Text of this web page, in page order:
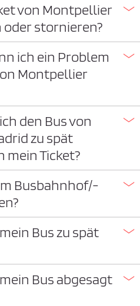
von Montpellier
stornieren?
ich ein Problem
Montpellier
den Bus von
zu spät
mein Ticket?
Busbahnhof/-
Bus zu spät
Bus abgesagt